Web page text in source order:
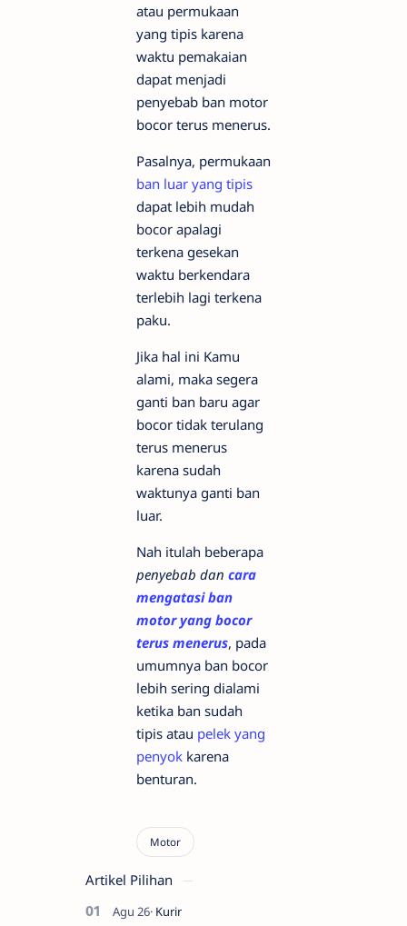
atau permukaan
yang tipis karena
waktu pemakaian
dapat menjadi
penyebab ban motor
bocor terus menerus.
Pasalnya, permukaan
ban luar yang tipis
dapat lebih mudah
bocor apalagi
terkena gesekan
waktu berkendara
terlebih lagi terkena
paku.
Jika hal ini Kamu
alami, maka segera
ganti ban baru agar
bocor tidak terulang
terus menerus
karena sudah
waktunya ganti ban
luar.
Nah itulah beberapa
penyebab dan cara
mengatasi ban
motor yang bocor
terus menerus, pada
umumnya ban bocor
lebih sering dialami
ketika ban sudah
tipis atau pelek yang
penyok karena
benturan.
Artikel Pilihan